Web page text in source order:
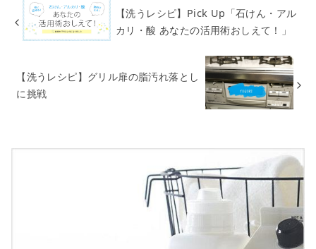
【洗うレシピ】Pick Up「石けん・アル
カリ・酸 あなたの活用術おしえて！」
【洗うレシピ】グリル扉の脂汚れ落とし
に挑戦